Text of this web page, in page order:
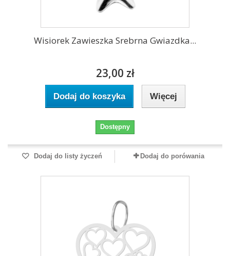
Wisiorek Zawieszka Srebrna Gwiazdka...
23,00 zł
Dodaj do koszyka Więcej
Dostępny
Dodaj do listy życzeń Dodaj do porówania